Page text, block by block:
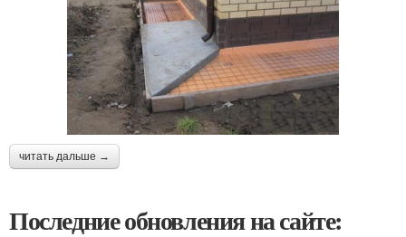
читать дальше →
Последние обновления на сайте: